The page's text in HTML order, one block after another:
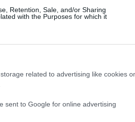
Retention, Sale, and/or Sharing
with the Purposes for which it
related to advertising like cookies
sent to Google for online advertising
articolo